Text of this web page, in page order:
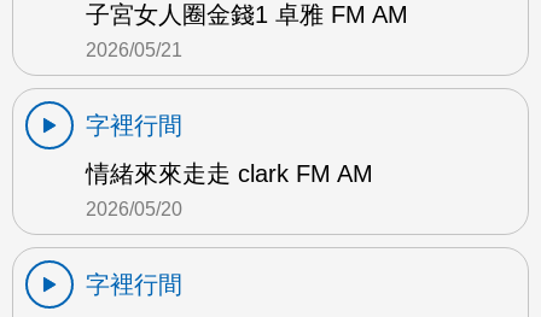
子宮女人圈金錢1 卓雅 FM AM
2026/05/21
字裡行間
情緒來來走走 clark FM AM
2026/05/20
字裡行間